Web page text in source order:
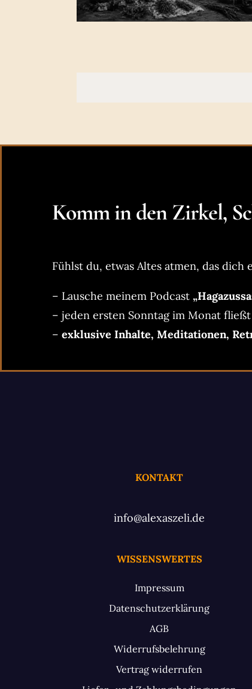
Komm in den Zirkel,
Fühlst du, etwas Altes atmen, das dich
– Lausche meinem Podcast
– jeden ersten Sonntag im Monat fließt
– exklusive Inhalte, Meditationen,
KONTAKT
info@alexaszeli.de
WISSENSWERTES
Impressum
Datenschutzerklärung
AGB
Widerrufsbelehrung
Vertrag widerrufen